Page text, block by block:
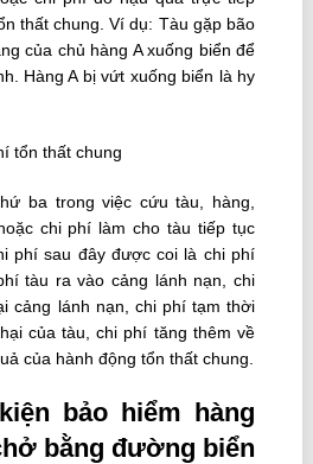
thất chung. Ví dụ: Tàu gặp bão
của chủ hàng A xuống biển để
Hàng A bị vứt xuống biển là hy
tổn thất chung
ba trong việc cứu tàu, hàng,
chi phí làm cho tàu tiếp tục
phí sau đây được coi là chi phí
tàu ra vào cảng lánh nạn, chi
cảng lánh nạn, chi phí tạm thời
của tàu, chi phí tăng thêm về
của hành động tổn thất chung.
bảo hiểm hàng
bằng đường biển